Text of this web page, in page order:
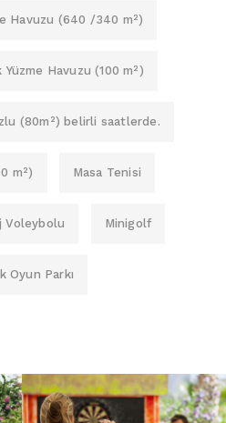
Havuzu (640 /340 m²)
Yüzme Havuzu (100 m²)
(80m²) belirli saatlerde.
m²) Masa Tenisi
Voleybolu Minigolf
Oyun Parkı